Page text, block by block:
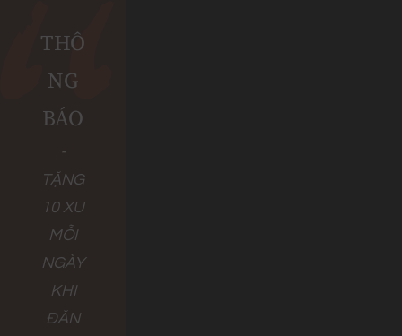
THÔ
NG
BÁO
-
TẶNG
10 XU
MỖI
NGÀY
KHI
ĐĂN